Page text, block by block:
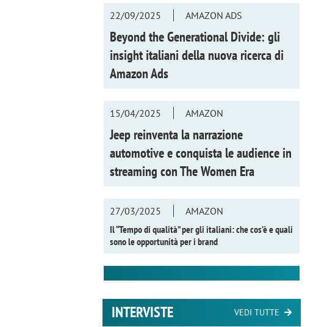
22/09/2025 AMAZON ADS
Beyond the Generational Divide: gli
insight italiani della nuova ricerca di
Amazon Ads
15/04/2025 AMAZON
Jeep reinventa la narrazione
automotive e conquista le audience in
streaming conThe Women Era
27/03/2025
AMAZON
Il “Tempo di qualità” per gli italiani: che cos’è e quali
sono le opportunità per i brand
INTERVISTE VEDI TUTTE